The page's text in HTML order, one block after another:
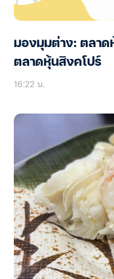
มองมุมต่าง: ตลาด
ตลาดหุ้นสิงคโปร์
16:22 น.